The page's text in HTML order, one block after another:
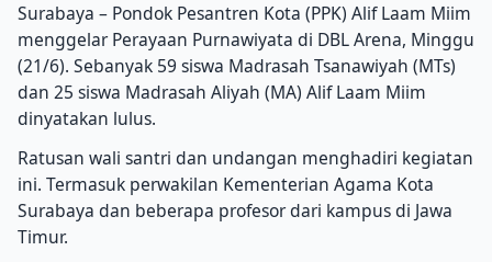
Surabaya – Pondok Pesantren Kota (PPK) Alif Laam Miim
menggelar Perayaan Purnawiyata di DBL Arena, Minggu
(21/6). Sebanyak 59 siswa Madrasah Tsanawiyah (MTs)
dan 25 siswa Madrasah Aliyah (MA) Alif Laam Miim
dinyatakan lulus.
Ratusan wali santri dan undangan menghadiri kegiatan
ini. Termasuk perwakilan Kementerian Agama Kota
Surabaya dan beberapa profesor dari kampus di Jawa
Timur.